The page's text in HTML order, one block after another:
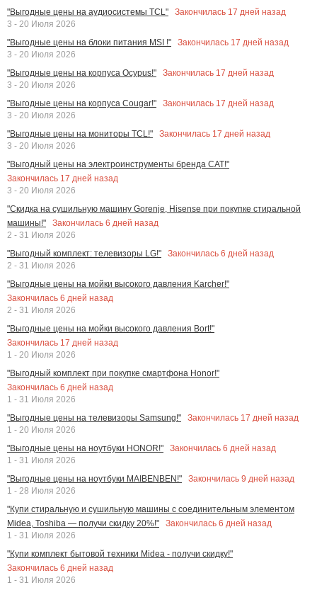
"Выгодные цены на аудиосистемы TCL"
Закончилась 17 дней назад
3 - 20 Июля 2026
"Выгодные цены на блоки питания MSI !"
Закончилась 17 дней назад
3 - 20 Июля 2026
"Выгодные цены на корпуса Ocypus!"
Закончилась 17 дней назад
3 - 20 Июля 2026
"Выгодные цены на корпуса Cougar!"
Закончилась 17 дней назад
3 - 20 Июля 2026
"Выгодные цены на мониторы TCL!"
Закончилась 17 дней назад
3 - 20 Июля 2026
"Выгодный цены на электроинструменты бренда CAT!"
Закончилась 17 дней назад
3 - 20 Июля 2026
"Скидка на сушильную машину Gorenje, Hisense при покупке стиральной
машины!"
Закончилась 6 дней назад
2 - 31 Июля 2026
"Выгодный комплект: телевизоры LG!"
Закончилась 6 дней назад
2 - 31 Июля 2026
"Выгодные цены на мойки высокого давления Karcher!"
Закончилась 6 дней назад
2 - 31 Июля 2026
"Выгодные цены на мойки высокого давления Bort!"
Закончилась 17 дней назад
1 - 20 Июля 2026
"Выгодный комплект при покупке смартфона Honor!"
Закончилась 6 дней назад
1 - 31 Июля 2026
"Выгодные цены на телевизоры Samsung!"
Закончилась 17 дней назад
1 - 20 Июля 2026
"Выгодные цены на ноутбуки HONOR!"
Закончилась 6 дней назад
1 - 31 Июля 2026
"Выгодные цены на ноутбуки MAIBENBEN!"
Закончилась 9 дней назад
1 - 28 Июля 2026
"Купи стиральную и сушильную машины с соединительным элементом
Midea, Toshiba — получи скидку 20%!"
Закончилась 6 дней назад
1 - 31 Июля 2026
"Купи комплект бытовой техники Midea - получи скидку!"
Закончилась 6 дней назад
1 - 31 Июля 2026